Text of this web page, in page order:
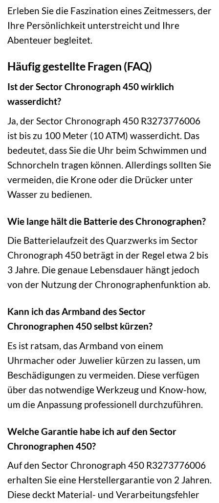
Erleben Sie die Faszination eines Zeitmessers, der
Ihre Persönlichkeit unterstreicht und Ihre
Abenteuer begleitet.
Häufig gestellte Fragen (FAQ)
Ist der Sector Chronograph 450 wirklich
wasserdicht?
Ja, der Sector Chronograph 450 R3273776006
ist bis zu 100 Meter (10 ATM) wasserdicht. Das
bedeutet, dass Sie die Uhr beim Schwimmen und
Schnorcheln tragen können. Allerdings sollten Sie
vermeiden, die Krone oder die Drücker unter
Wasser zu bedienen.
Wie lange hält die Batterie des Chronographen?
Die Batterielaufzeit des Quarzwerks im Sector
Chronograph 450 beträgt in der Regel etwa 2 bis
3 Jahre. Die genaue Lebensdauer hängt jedoch
von der Nutzung der Chronographenfunktion ab.
Kann ich das Armband des Sector
Chronographen 450 selbst kürzen?
Es ist ratsam, das Armband von einem
Uhrmacher oder Juwelier kürzen zu lassen, um
Beschädigungen zu vermeiden. Diese verfügen
über das notwendige Werkzeug und Know-how,
um die Anpassung professionell durchzuführen.
Welche Garantie habe ich auf den Sector
Chronographen 450?
Auf den Sector Chronograph 450 R3273776006
erhalten Sie eine Herstellergarantie von 2 Jahren.
Diese deckt Material- und Verarbeitungsfehler